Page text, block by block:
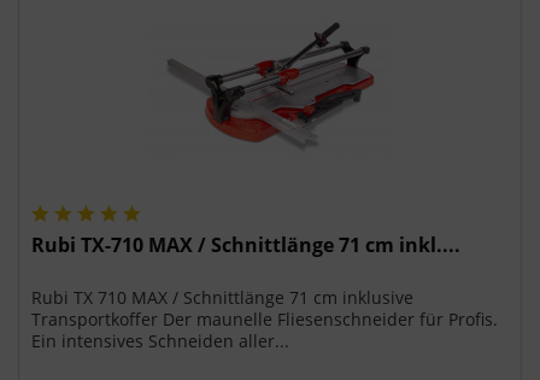
Rubi TX-710 MAX / Schnittlänge 71 cm inkl....
Rubi TX 710 MAX / Schnittlänge 71 cm inklusive
Transportkoffer Der maunelle Fliesenschneider für Profis.
Ein intensives Schneiden aller...